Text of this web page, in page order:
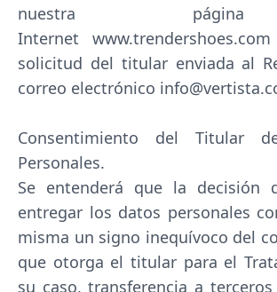
nuestra
Internet
solicitud del titular enviada al
correo electrónico
Consentimiento del Titular
Personales.
Se entenderá que la decisión
entregar los datos personales
misma un signo inequívoco del
que otorga el titular para el
su caso, transferencia a